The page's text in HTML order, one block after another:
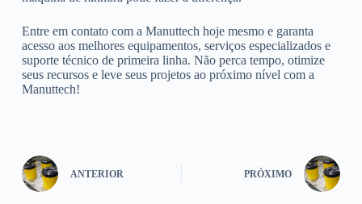
Entre em contato com a Manuttech hoje mesmo e garanta
acesso aos melhores equipamentos, serviços especializados e
suporte técnico de primeira linha. Não perca tempo, otimize
seus recursos e leve seus projetos ao próximo nível com a
Manuttech!
ANTERIOR PRÓXIMO